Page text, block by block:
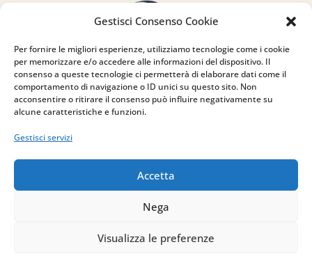
Gestisci Consenso Cookie
Per fornire le migliori esperienze, utilizziamo tecnologie come i cookie
per memorizzare e/o accedere alle informazioni del dispositivo. Il
consenso a queste tecnologie ci permetterà di elaborare dati come il
comportamento di navigazione o ID unici su questo sito. Non
acconsentire o ritirare il consenso può influire negativamente su
alcune caratteristiche e funzioni.
Gestisci servizi
Accetta
Nega
Visualizza le preferenze